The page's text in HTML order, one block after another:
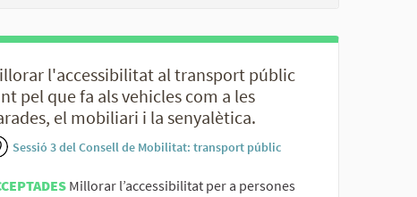
l'accessibilitat al transport públic
pel que fa als vehicles com a les
el mobiliari i la senyalètica.
Sessió 3 del Consell de Mobilitat: transport públic
Millorar l’accessibilitat per a persones